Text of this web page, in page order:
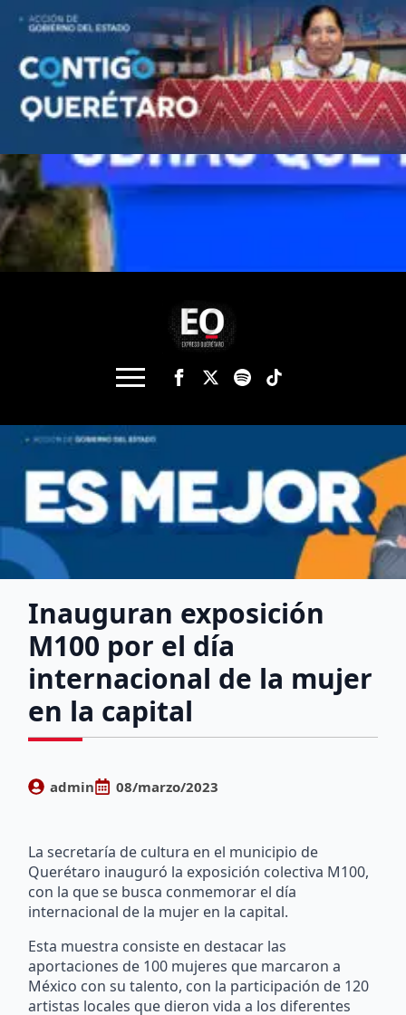
Inauguran exposición
M100 por el día
internacional de la mujer
en la capital
admin 08/marzo/2023
La secretaría de cultura en el municipio de
Querétaro inauguró la exposición colectiva M100,
con la que se busca conmemorar el día
internacional de la mujer en la capital.
Esta muestra consiste en destacar las
aportaciones de 100 mujeres que marcaron a
México con su talento, con la participación de 120
artistas locales que dieron vida a los diferentes